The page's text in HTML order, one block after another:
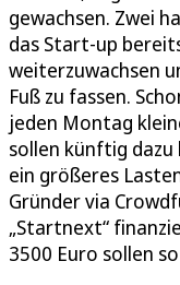
gewachsen. Zwei
das Start-up
weiterzuwachsen
Fuß zu fassen.
jeden Montag
sollen künftig
ein größeres
Gründer via
„Startnext“
3500 Euro sollen